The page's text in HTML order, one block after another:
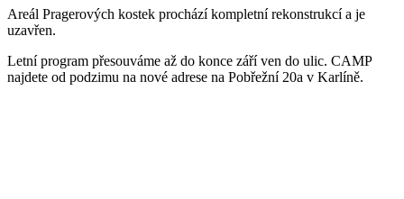
Areál Pragerových kostek prochází kompletní rekonstrukcí a je
uzavřen.
Letní program přesouváme až do konce září ven do ulic. CAMP
najdete od podzimu na nové adrese na Pobřežní 20a v Karlíně.